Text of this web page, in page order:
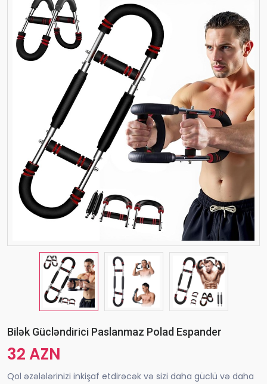
Bilək Gücləndirici Paslanmaz Polad Espander
32 AZN
Qol əzələlərinizi inkişaf etdirəcək və sizi daha güclü və daha